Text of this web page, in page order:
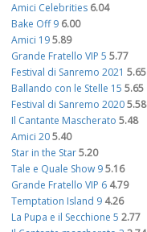
Amici Celebrities 6.04
Bake Off 9 6.00
Amici 195.89
Grande Fratello VIP 5 5.77
Festival di Sanremo 2021 5.65
Ballando con le Stelle 15 5.65
Festival di Sanremo 20205.58
Il Cantante Mascherato 5.48
Amici 205.40
Star in the Star5.20
Tale e Quale Show 95.16
Grande Fratello VIP 6 4.79
Temptation Island 9 4.26
La Pupa e il Secchione 5 2.77